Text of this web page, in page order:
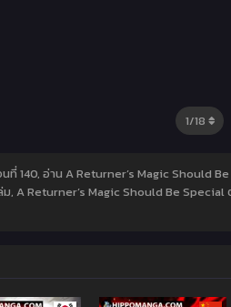
140, อ่าน A Returner’s Magic Should
A Returner’s Magic Should Be Special